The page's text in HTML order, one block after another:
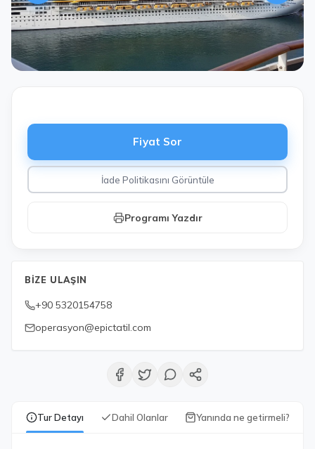
Tur Detayı Dahil Olanlar Yanında ne getirmeli?
Fiyat Sor
İade Politikasını Görüntüle
Programı Yazdır
BIZE ULAŞIN
+90 5320154758
operasyon@epictatil.com